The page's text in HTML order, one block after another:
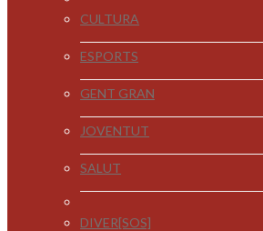
CULTURA
ESPORTS
GENT GRAN
JOVENTUT
SALUT
DIVER[SOS]